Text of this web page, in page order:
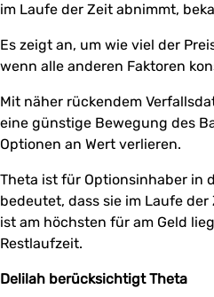
im Laufe der Zeit abnimmt,
Es zeigt an, um wie viel der
wenn alle anderen Faktoren
Mit näher rückendem
eine günstige Bewegung des
Optionen an Wert verlieren.
Theta ist für Optionsinhaber in
bedeutet, dass sie im Laufe
ist am höchsten für am Geld
Restlaufzeit.
Delilah berücksichtigt Theta